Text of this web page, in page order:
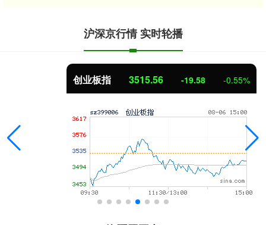
沪深京行情 实时轮播
创业板指 3515.56 -19.58 -0.55%